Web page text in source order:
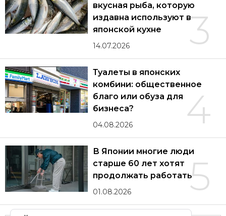
3
вкусная рыба, которую
издавна используют в
японской кухне
14.07.2026
4
Туалеты в японских
комбини: общественное
благо или обуза для
бизнеса?
04.08.2026
5
В Японии многие люди
старше 60 лет хотят
продолжать работать
01.08.2026